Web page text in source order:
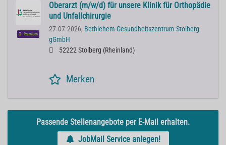
Premium
Oberarzt (m/w/d) für unsere Klinik für Orthopädie
und Unfallchirurgie
27.07.2026, Bethlehem Gesundheitszentrum Stolberg
gGmbH
52222 Stolberg (Rheinland)
Merken
Passende Stellenangebote per E-Mail erhalten.
JobMail Service anlegen!